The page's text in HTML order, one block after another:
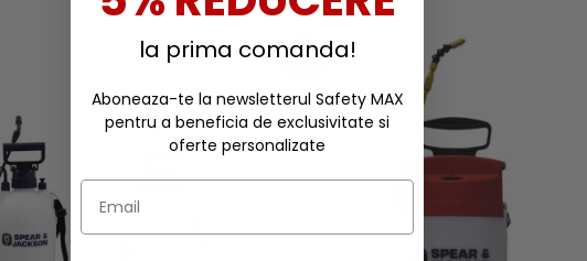
-30%
la prima comanda!
Aboneaza-te la newsletterul Safety MAX
pentru a beneficia de exclusivitate si
oferte personalizate